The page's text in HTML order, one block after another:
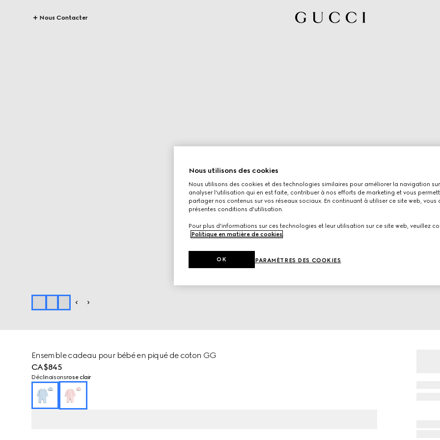
Nous Contacter
Ensemble cadeau pour bébé en piqué de coton GG
CA$845
Déclinaisonsrose clair
Nous utilisons des cookies
Nous utilisons des cookies et des technologies similaires pour améliorer la navigation sur
analyser l'utilisation qui en est faite, contribuer à nos efforts de marketing et vous
partager nos contenus sur vos réseaux sociaux. En continuant à utiliser ce site web, vous
présentes conditions d'utilisation.
Pour plus d'informations sur ces technologies et leur utilisation sur ce site web, veuillez
Politique en matière de cookies
PARAMÈTRES DES COOKIES
OK